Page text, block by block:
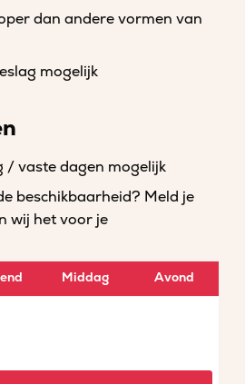
dan andere vormen van
mogelijk
/ vaste dagen mogelijk
beschikbaarheid? Meld je
wij het voor je
Middag Avond